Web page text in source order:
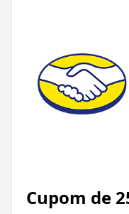
Cupom de